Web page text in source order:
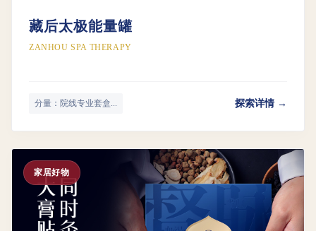
藏后太极能量罐
ZANHOU SPA THERAPY
分量：院线专业套盒... 探索详情 →
家居好物